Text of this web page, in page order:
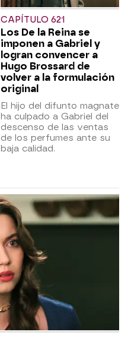
CAPÍTULO 621
Los De la Reina se
imponen a Gabriel y
logran convencer a
Hugo Brossard de
volver a la formulación
original
El hijo del difunto magnate
ha culpado a Gabriel del
descenso de las ventas
de los perfumes ante su
baja calidad.